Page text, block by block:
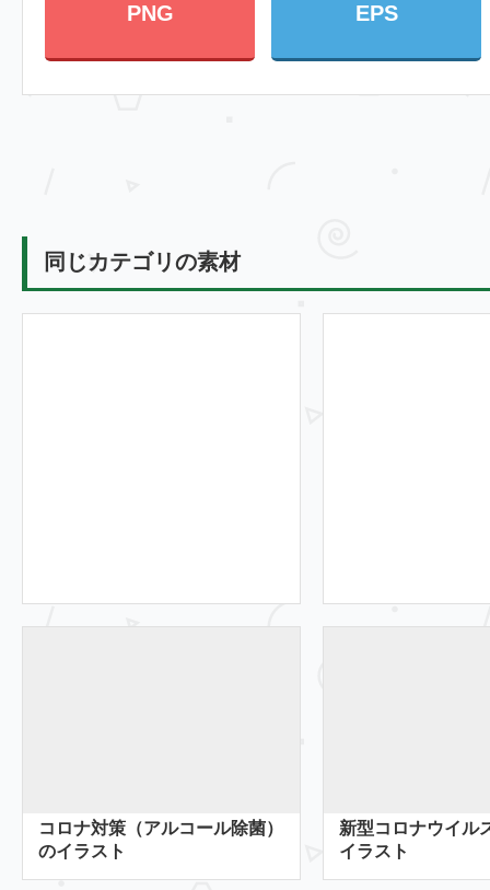
PNG EPS
同じカテゴリの素材
コロナ対策（アルコール除菌）
のイラスト
新型コロナウイル
イラスト